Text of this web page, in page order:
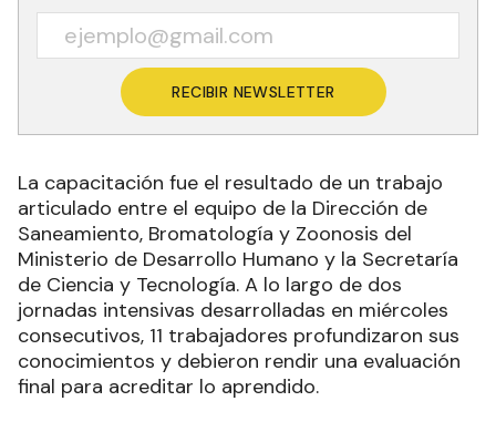
RECIBIR NEWSLETTER
La capacitación fue el resultado de un trabajo
articulado entre el equipo de la Dirección de
Saneamiento, Bromatología y Zoonosis del
Ministerio de Desarrollo Humano y la Secretaría
de Ciencia y Tecnología. A lo largo de dos
jornadas intensivas desarrolladas en miércoles
consecutivos, 11 trabajadores profundizaron sus
conocimientos y debieron rendir una evaluación
final para acreditar lo aprendido.